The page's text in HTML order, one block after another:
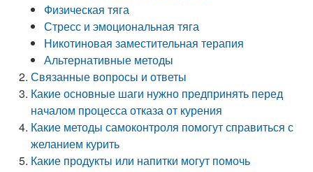
Физическая тяга
Стресс и эмоциональная тяга
Никотиновая заместительная терапия
Альтернативные методы
Связанные вопросы и ответы
Какие основные шаги нужно предпринять перед
началом процесса отказа от курения
Какие методы самоконтроля помогут справиться с
желанием курить
Какие продукты или напитки могут помочь